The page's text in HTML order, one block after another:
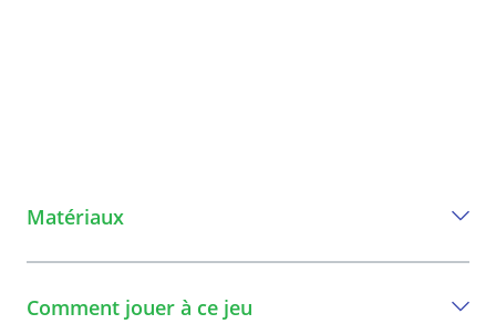
Matériaux
à ce jeu
Comment jouer à ce jeu